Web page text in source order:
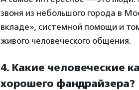
звоня из небольшого города в
вкладе», системной помощи и
живого человеческого общения.
4. Какие человеческие
хорошего фандрайзера?